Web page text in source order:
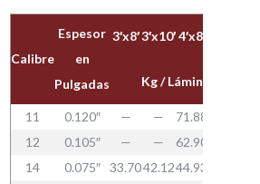
Calibre
Espesor
en
Pulgadas
3′x8′3′x10′4′x8′
Kg / Lámina
11 0.120″ — — 71.88
12
0.105″ — — 62.90
14
0.075″ 33.7042.1244.93